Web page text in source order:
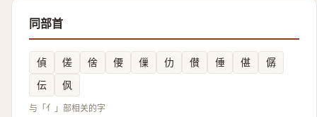
同部首
偵 傞 倽 偠 㑿 仂 儧 倕 偡
僝
伝
㐽
与「亻」部相关的字